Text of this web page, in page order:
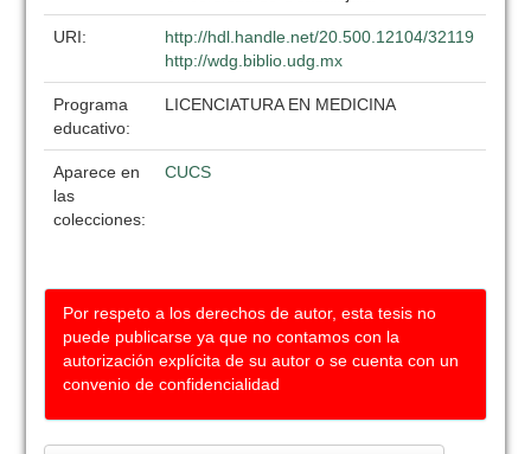
URI:
http://hdl.handle.net/20.500.12104/32119
http://wdg.biblio.udg.mx
Programa
educativo:
LICENCIATURA EN MEDICINA
Aparece en
las
colecciones:
CUCS
Por respeto a los derechos de autor, esta tesis no
puede publicarse ya que no contamos con la
autorización explícita de su autor o se cuenta con un
convenio de confidencialidad